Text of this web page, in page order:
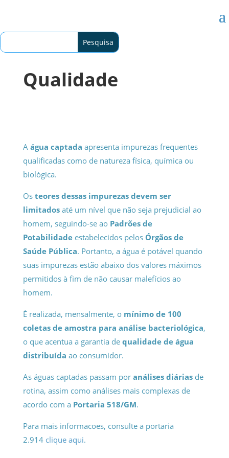
Qualidade
A água captada apresenta impurezas frequentes
qualificadas como de natureza física, química ou
biológica.
Os teores dessas impurezas devem ser
limitados até um nível que não seja prejudicial ao
homem, seguindo-se ao Padrões de
Potabilidade estabelecidos pelos Órgãos de
Saúde Pública. Portanto, a água é potável quando
suas impurezas estão abaixo dos valores máximos
permitidos à fim de não causar malefícios ao
homem.
É realizada, mensalmente, o mínimo de 100
coletas de amostra para análise bacteriológica,
o que acentua a garantia de qualidade de água
distribuída ao consumidor.
As águas captadas passam por análises diárias de
rotina, assim como análises mais complexas de
acordo com a Portaria 518/GM.
Para mais informacoes, consulte a portaria
2.914 clique aqui.